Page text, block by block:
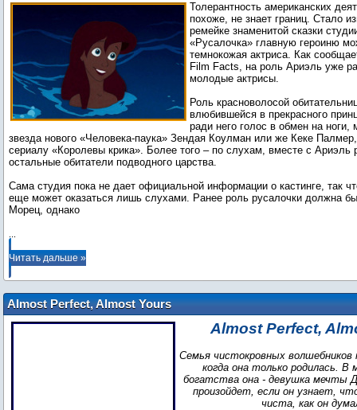
Толерантность американских
похоже, не знает границ. Стало
ремейке знаменитой сказки
«Русалочка» главную героиню
темнокожая актриса. Как
Film Facts, на роль Ариэль уже
молодые актрисы.
Роль красноволосой
влюбившейся в прекрасного
ради него голос в обмен на ноги,
звезда нового «Человека-паука» Зендая Коулман или же Кеке
сериалу «Королевы крика». Более того – по слухам, вместе с Ариэль
остальные обитатели подводного царства.
Сама студия пока не дает официальной информации о кастинге, так
еще может оказаться лишь слухами. Ранее роль русалочки должна
Морец, однако
Читать дальше »
Almost Perfect, Almost Yours
Almost Perfect,
Семья чистокровных волшебников
когда она только родилась. В
богатства она - девушка мечты
произойдет, если он узнает,
чиста, как он